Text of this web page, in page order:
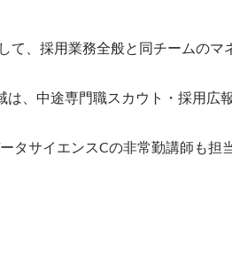
て、採用業務全般と同チームのマ
、中途専門職スカウト・採用広
タサイエンスCの非常勤講師も担